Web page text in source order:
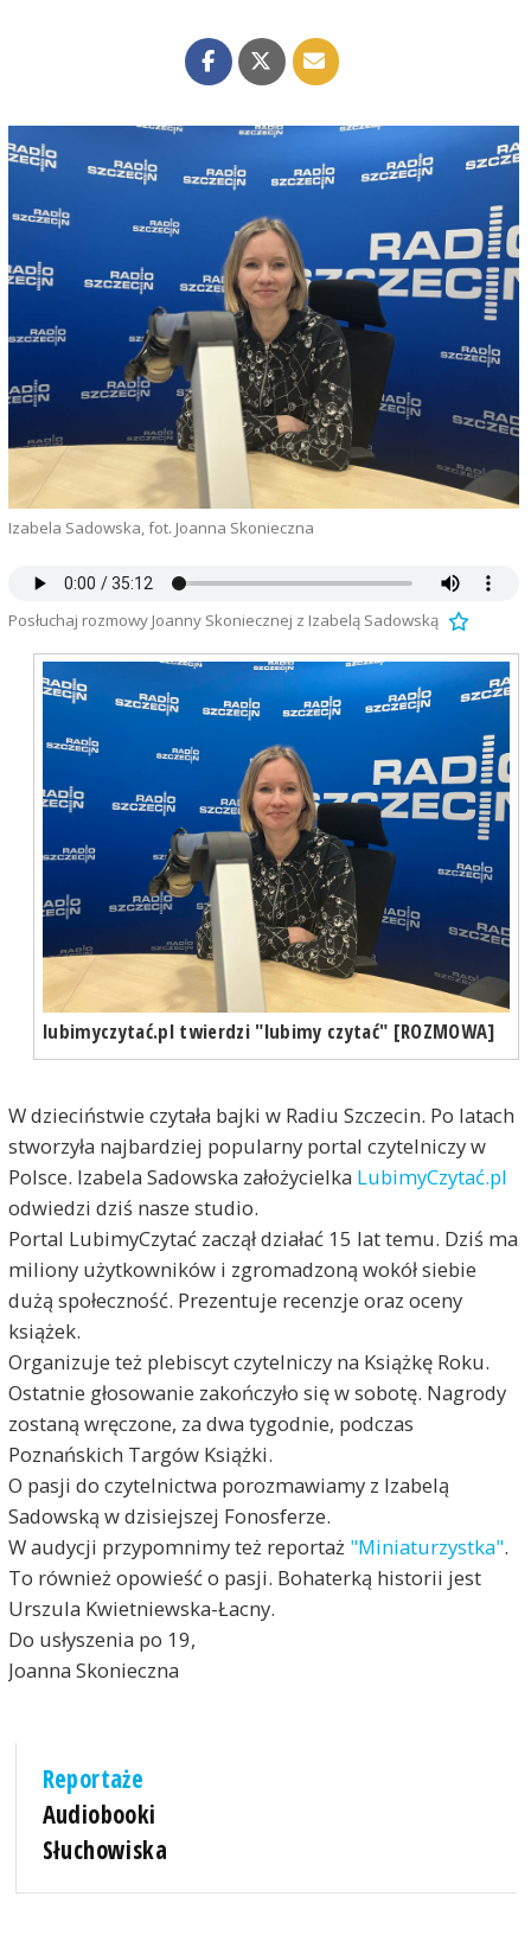
Izabela Sadowska, fot. Joanna Skonieczna
Posłuchaj rozmowy Joanny Skoniecznej z Izabelą Sadowską
lubimyczytać.pl twierdzi "lubimy czytać" [ROZMOWA]
W dzieciństwie czytała bajki w Radiu Szczecin. Po latach
stworzyła najbardziej popularny portal czytelniczy w
Polsce. Izabela Sadowska założycielka LubimyCzytać.pl
odwiedzi dziś nasze studio.
Portal LubimyCzytać zaczął działać 15 lat temu. Dziś ma
miliony użytkowników i zgromadzoną wokół siebie
dużą społeczność. Prezentuje recenzje oraz oceny
książek.
Organizuje też plebiscyt czytelniczy na Książkę Roku.
Ostatnie głosowanie zakończyło się w sobotę. Nagrody
zostaną wręczone, za dwa tygodnie, podczas
Poznańskich Targów Książki.
O pasji do czytelnictwa porozmawiamy z Izabelą
Sadowską w dzisiejszej Fonosferze.
W audycji przypomnimy też reportaż "Miniaturzystka".
To również opowieść o pasji. Bohaterką historii jest
Urszula Kwietniewska-Łacny.
Do usłyszenia po 19,
Joanna Skonieczna
Reportaże
Audiobooki
Słuchowiska